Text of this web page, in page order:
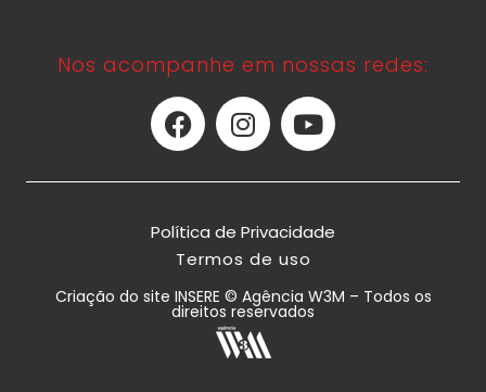
Nos acompanhe em nossas redes:
Política de Privacidade
Termos de uso
Criação do site INSERE © Agência W3M – Todos os
direitos reservados